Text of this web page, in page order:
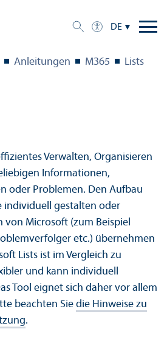
DE
Anleitungen M365 Lists
Verwalten, Organisieren
Informationen,
oder Problemen. Den Aufbau
individuell gestalten oder
von Microsoft (zum Beispiel
etc.) übernehmen
Lists ist im Vergleich zu
und kann individuell
Tool eignet sich daher vor allem
beachten Sie die Hinweise zu
.